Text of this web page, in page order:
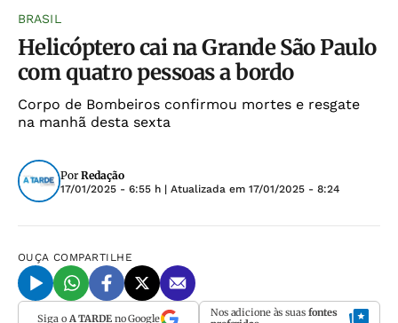
BRASIL
Helicóptero cai na Grande São Paulo
com quatro pessoas a bordo
Corpo de Bombeiros confirmou mortes e resgate
na manhã desta sexta
Por Redação
17/01/2025 - 6:55 h | Atualizada em 17/01/2025 - 8:24
OUÇA COMPARTILHE
Siga o A TARDEno Google Nos adicione às suas fontes